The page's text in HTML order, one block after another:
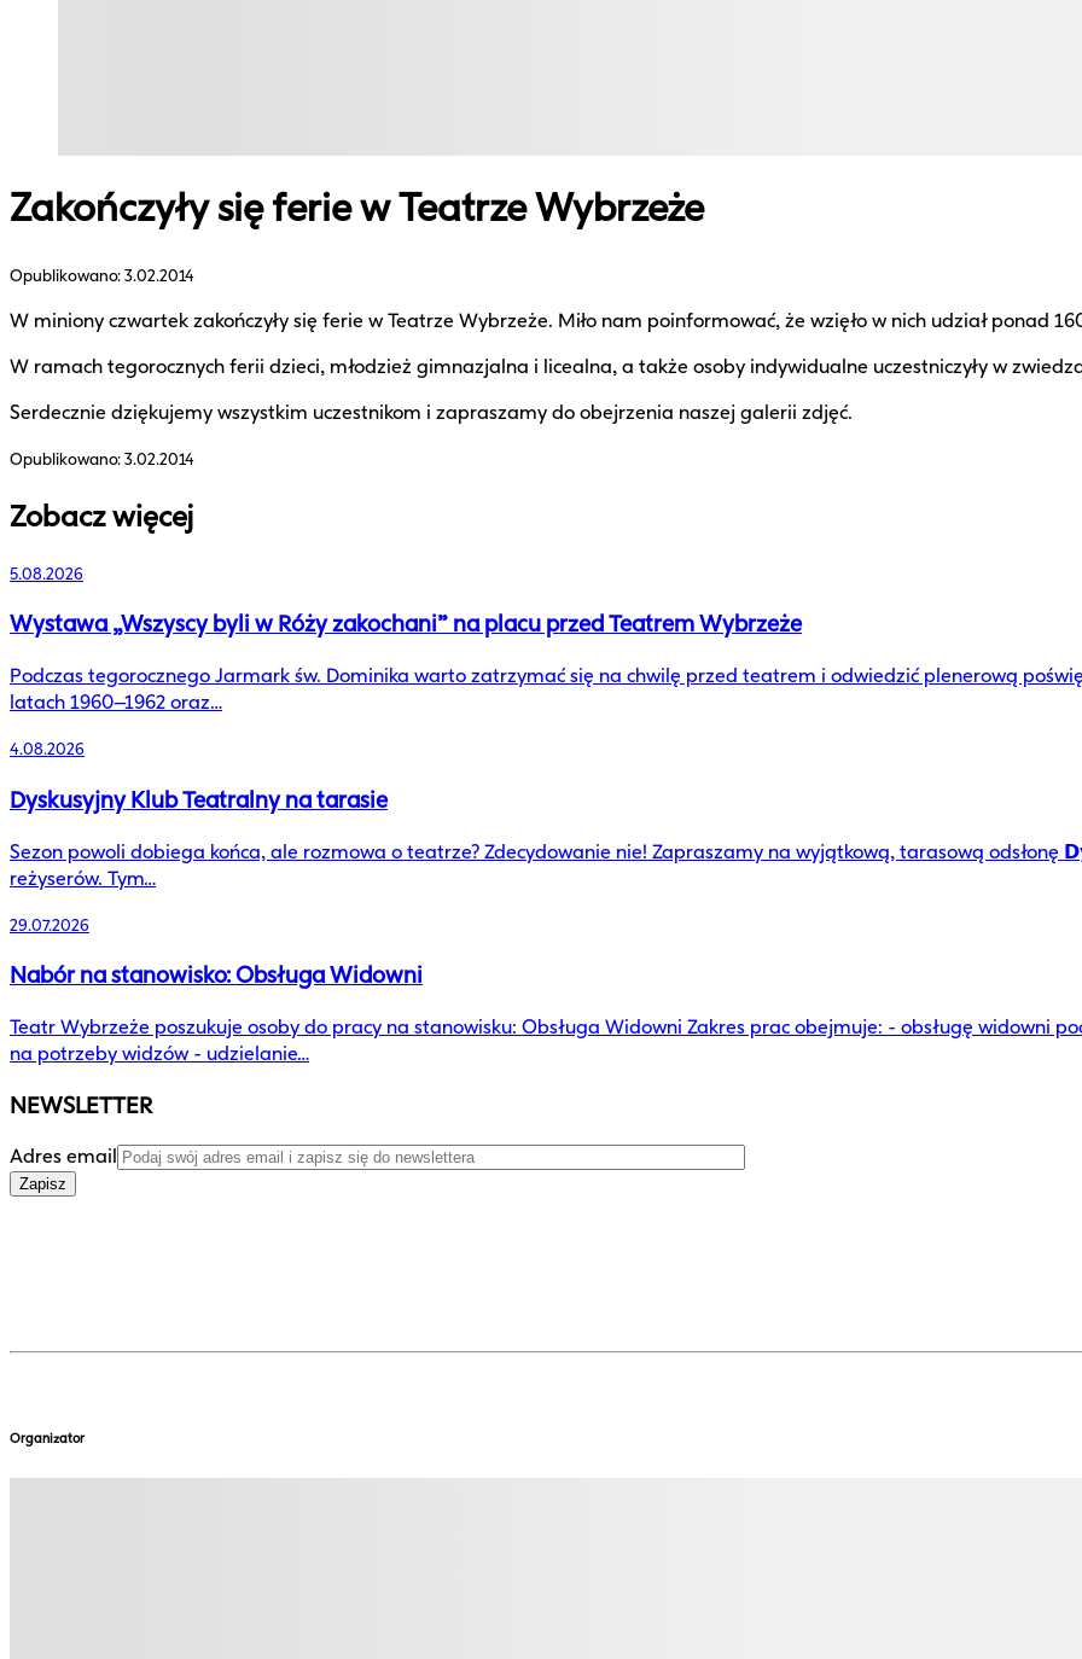
Zakończyły się ferie w Teatrze Wybrzeże
Opublikowano:3.02.2014
W miniony czwartek zakończyły się ferie w Teatrze Wybrzeże. Miło nam poinformować, że wzięło w nich udział ponad
W ramach tegorocznych ferii dzieci, młodzież gimnazjalna i licealna, a także osoby indywidualne uczestniczyły w
Serdecznie dziękujemy wszystkim uczestnikom i zapraszamy do obejrzenia naszej galerii zdjęć.
Opublikowano:3.02.2014
Zobacz więcej
5.08.2026
Wystawa „Wszyscy byli w Róży zakochani” na placu przed Teatrem Wybrzeże
Podczas tegorocznego Jarmark św. Dominika warto zatrzymać się na chwilę przed teatrem i odwiedzić plenerową
latach 1960–1962 oraz…
4.08.2026
Dyskusyjny Klub Teatralny na tarasie
Sezon powoli dobiega końca, ale rozmowa o teatrze? Zdecydowanie nie! Zapraszamy na wyjątkową, tarasową
reżyserów. Tym…
29.07.2026
Nabór na stanowisko: Obsługa Widowni
Teatr Wybrzeże poszukuje osoby do pracy na stanowisku: Obsługa Widowni Zakres prac obejmuje: - obsługę widowni
na potrzeby widzów - udzielanie…
NEWSLETTER
Adres email
Zapisz
Organizator